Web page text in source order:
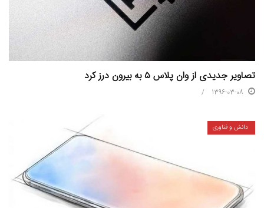
تصاویر جدیدی از وان پلاس ۵ به بیرون درز کرد
1396-03-08
دانش و فناوری